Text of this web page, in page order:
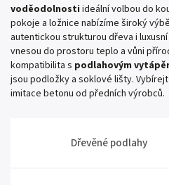
voděodolnosti ideální volbou do
pokoje a ložnice nabízíme široký
autentickou strukturou dřeva i luxusní
vnesou do prostoru teplo a vůni
kompatibilita s podlahovým
jsou podložky a soklové lišty.
imitace betonu od předních výrobců.
Dřevěné podlahy